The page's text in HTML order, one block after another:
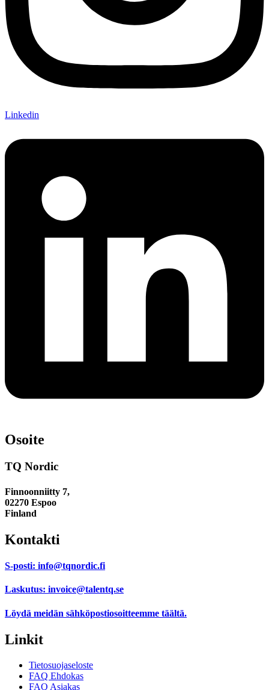
Linkedin
Osoite
TQ Nordic
Finnoonniitty 7,
02270 Espoo
Finland
Kontakti
S-posti: info@tqnordic.fi
Laskutus: invoice@talentq.se
Löydä meidän sähköpostiosoitteemme täältä.
Linkit
Tietosuojaseloste
FAQ Ehdokas
FAQ Asiakas